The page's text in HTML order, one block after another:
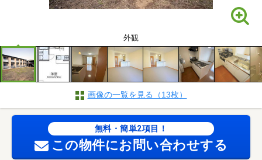
外観
画像の一覧を見る（13枚）
無料・簡単2項目！
この物件にお問い合わせする